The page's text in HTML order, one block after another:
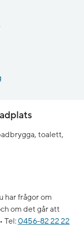
toalett,
har frågor om
om det går att
• Tel: 0456-82 22 22